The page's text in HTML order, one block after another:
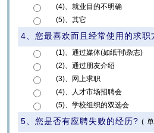
(4)、就业目的不明确
(5)、其它
4、您最喜欢而且经常使用的求职
(1)、通过媒体(如纸刊\杂志)
(2)、通过朋友介绍
(3)、网上求职
(4)、人才市场招聘会
(5)、学校组织的双选会
5、您是否有应聘失败的经历? (